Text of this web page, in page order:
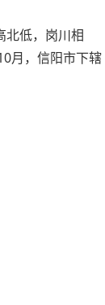
北低，岗川相
月，信阳市下辖